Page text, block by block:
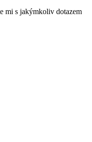
mi s jakýmkoliv dotazem